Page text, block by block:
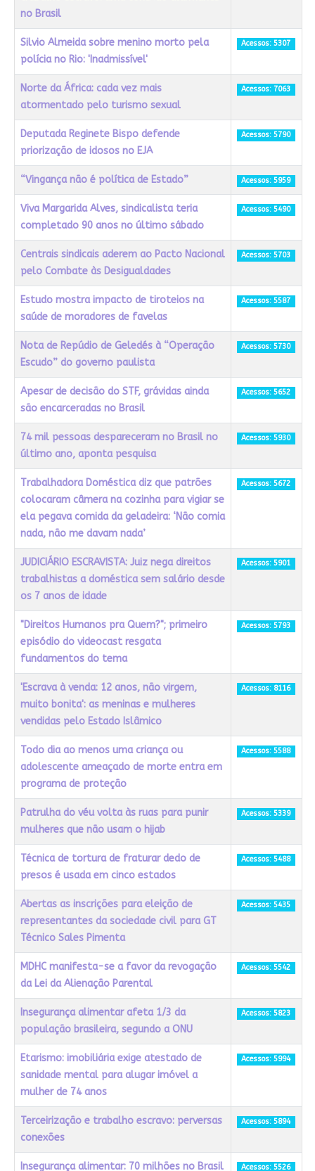
no Brasil
Silvio Almeida sobre menino morto pela
polícia no Rio: 'Inadmissível'
Acessos: 5307
Norte da África: cada vez mais
atormentado pelo turismo sexual
Acessos: 7063
Deputada Reginete Bispo defende
priorização de idosos no EJA
Acessos: 5790
“Vingança não é política de Estado” Acessos: 5959
Viva Margarida Alves, sindicalista teria
completado 90 anos no último sábado
Acessos: 5490
Centrais sindicais aderem ao Pacto Nacional
pelo Combate às Desigualdades
Acessos: 5703
Estudo mostra impacto de tiroteios na
saúde de moradores de favelas
Acessos: 5587
Nota de Repúdio de Geledés à “Operação
Escudo” do governo paulista
Acessos: 5730
Apesar de decisão do STF, grávidas ainda
são encarceradas no Brasil
Acessos: 5652
74 mil pessoas despareceram no Brasil no
último ano, aponta pesquisa
Acessos: 5930
Trabalhadora Doméstica diz que patrões
colocaram câmera na cozinha para vigiar se
ela pegava comida da geladeira: ‘Não comia
nada, não me davam nada’
Acessos: 5672
JUDICIÁRIO ESCRAVISTA: Juiz nega direitos
trabalhistas a doméstica sem salário desde
os 7 anos de idade
Acessos: 5901
"Direitos Humanos pra Quem?"; primeiro
episódio do videocast resgata
fundamentos do tema
Acessos: 5793
'Escrava à venda: 12 anos, não virgem,
muito bonita': as meninas e mulheres
vendidas pelo Estado Islâmico
Acessos: 8116
Todo dia ao menos uma criança ou
adolescente ameaçado de morte entra em
programa de proteção
Acessos: 5588
Patrulha do véu volta às ruas para punir
mulheres que não usam o hijab
Acessos: 5339
Técnica de tortura de fraturar dedo de
presos é usada em cinco estados
Acessos: 5488
Abertas as inscrições para eleição de
representantes da sociedade civil para GT
Técnico Sales Pimenta
Acessos: 5435
MDHC manifesta-se a favor da revogação
da Lei da Alienação Parental
Acessos: 5542
Insegurança alimentar afeta 1/3 da
população brasileira, segundo a ONU
Acessos: 5823
Etarismo: imobiliária exige atestado de
sanidade mental para alugar imóvel a
mulher de 74 anos
Acessos: 5994
Terceirização e trabalho escravo: perversas
conexões
Acessos: 5894
Insegurança alimentar: 70 milhões no Brasil Acessos: 5526